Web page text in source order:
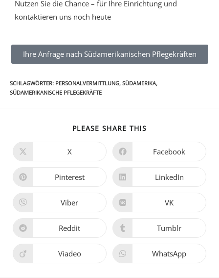
Nutzen Sie die Chance – für Ihre Einrichtung und
kontaktieren uns noch heute
Ihre Anfrage nach Südamerikanischen Pflegekräften
SCHLAGWÖRTER: PERSONALVERMITTLUNG, SÜDAMERIKA,
SÜDAMERIKANISCHE PFLEGEKRÄFTE
PLEASE SHARE THIS
X Facebook
Pinterest LinkedIn
Viber VK
Reddit Tumblr
Viadeo WhatsApp